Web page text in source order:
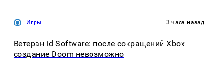
Игры 3 часа назад
Ветеран id Software: после сокращений Xbox
создание Doom невозможно